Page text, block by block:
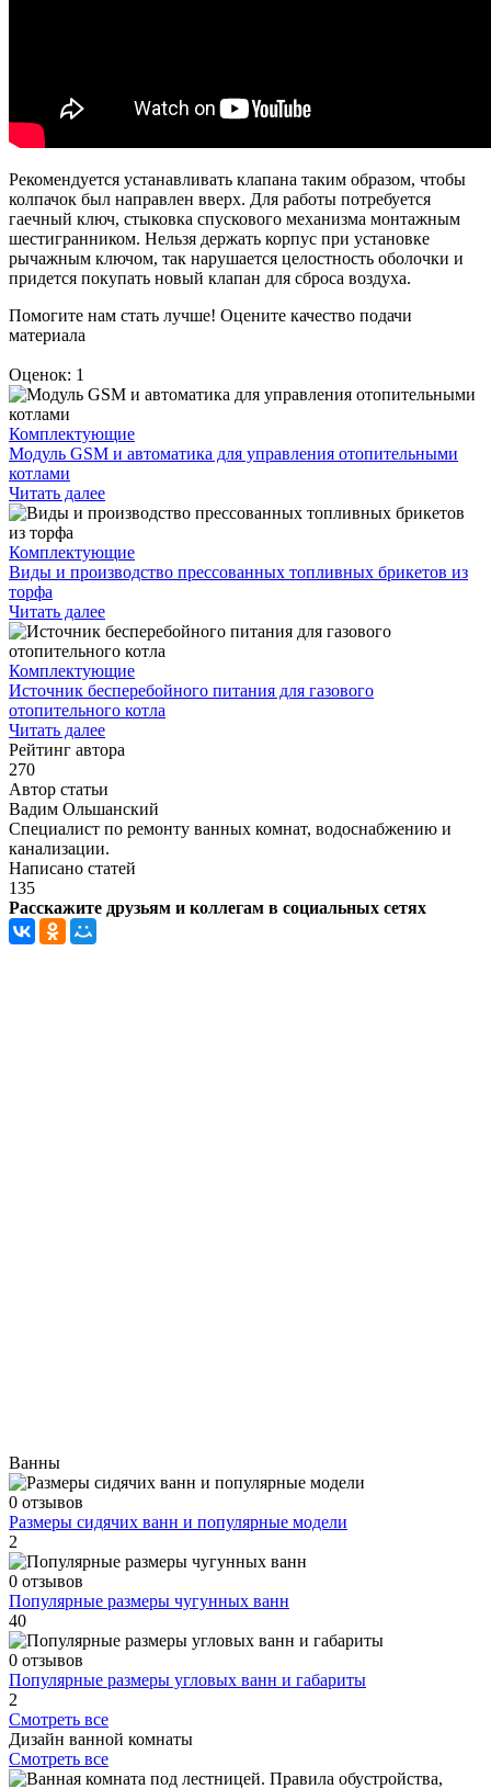
Рекомендуется устанавливать клапана таким образом, чтобы
колпачок был направлен вверх. Для работы потребуется
гаечный ключ, стыковка спускового механизма монтажным
шестигранником. Нельзя держать корпус при установке
рычажным ключом, так нарушается целостность оболочки и
придется покупать новый клапан для сброса воздуха.
Помогите нам стать лучше! Оцените качество подачи
материала
Оценок: 1
Комплектующие
Модуль GSM и автоматика для управления отопительными
котлами
Читать далее
Комплектующие
Виды и производство прессованных топливных брикетов из
торфа
Читать далее
Комплектующие
Источник бесперебойного питания для газового
отопительного котла
Читать далее
Рейтинг автора
270
Автор статьи
Вадим Ольшанский
Специалист по ремонту ванных комнат, водоснабжению и
канализации.
Написано статей
135
Расскажите друзьям и коллегам в социальных сетях
Ванны
0 отзывов
Размеры сидячих ванн и популярные модели
2
0 отзывов
Популярные размеры чугунных ванн
40
0 отзывов
Популярные размеры угловых ванн и габариты
2
Смотреть все
Дизайн ванной комнаты
Смотреть все